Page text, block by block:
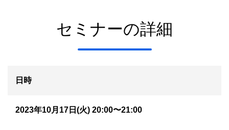
セミナーの詳細
日時
2023年10月17日(火) 20:00〜21:00